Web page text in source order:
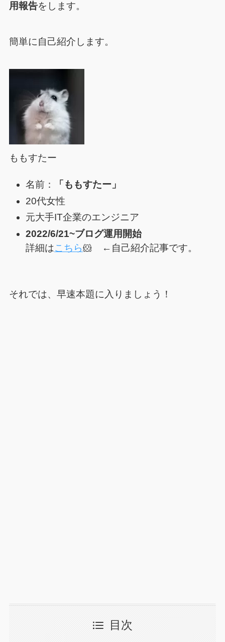
用報告をします。
簡単に自己紹介します。
ももすたー
名前：
「ももすたー」
20代女性
元大手IT企業のエンジニア
2022/6/21~ブログ運用開始
詳細はこちら🐹 ←自己紹介記事です。
それでは、早速本題に入りましょう！
目次